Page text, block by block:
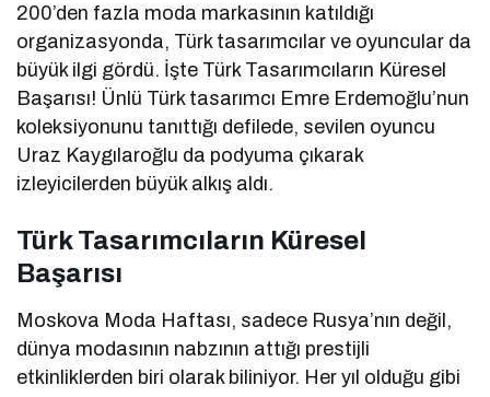
200’den fazla moda markasının katıldığı
organizasyonda, Türk tasarımcılar ve oyuncular da
büyük ilgi gördü. İşte Türk Tasarımcıların Küresel
Başarısı! Ünlü Türk tasarımcı Emre Erdemoğlu’nun
koleksiyonunu tanıttığı defilede, sevilen oyuncu
Uraz Kaygılaroğlu da podyuma çıkarak
izleyicilerden büyük alkış aldı.
Türk Tasarımcıların Küresel
Başarısı
Moskova Moda Haftası, sadece Rusya’nın değil,
dünya modasının nabzının attığı prestijli
etkinliklerden biri olarak biliniyor. Her yıl olduğu gibi